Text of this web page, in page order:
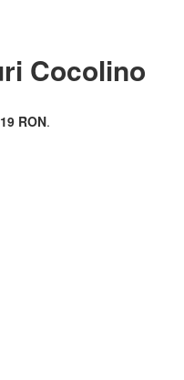
Cocolino
RON.